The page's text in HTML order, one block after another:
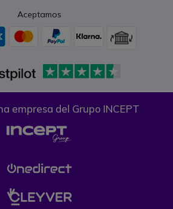
Aceptamos
empresa del Grupo INCEPT